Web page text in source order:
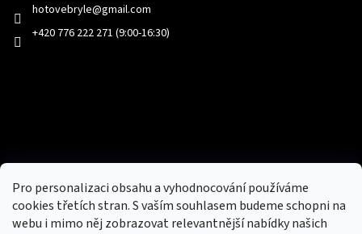
Pro personalizaci obsahu a vyhodnocování používáme
cookies třetích stran. S vaším souhlasem budeme schopni na
webu i mimo něj zobrazovat relevantnější nabídky našich
hotovebryle@gmail.com
+420 776 222 271 (9:00-16:30)